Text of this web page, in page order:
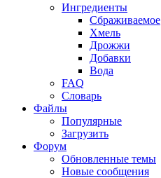
Ингредиенты
Сбраживаемое
Хмель
Дрожжи
Добавки
Вода
FAQ
Словарь
Файлы
Популярные
Загрузить
Форум
Обновленные темы
Новые сообщения